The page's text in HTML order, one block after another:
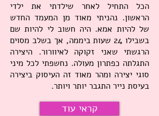
הכל התחיל לאחר שילדתי את ילדי
הראשון. נהניתי מאוד מן המעמד החדש
של להיות אמא. היה חשוב לי להיות שם
בשבילו 24 שעות ביממה, אך בשלב מסוים
הרגשתי שאני זקוקה לאיוורור. היצירה
התגלתה כפתרון מעולה. נחשפתי לכל מיני
סוגי יצירה ומהר מאוד זה העיסוק ביצירה
בעיסת נייר התגבר יותר ויותר.
קראי עוד